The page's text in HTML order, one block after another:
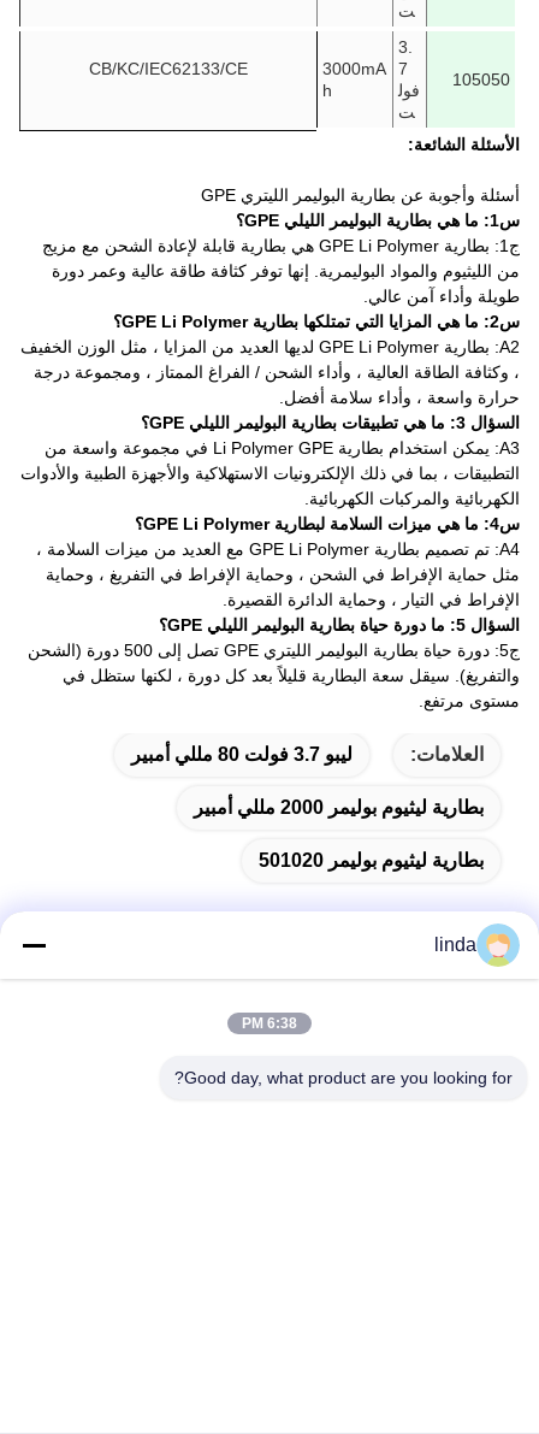
ت
105050
3.
7
فول
ت
3000mA
h
CB/KC/IEC62133/CE
الأسئلة الشائعة:
أسئلة وأجوبة عن بطارية البوليمر الليتري GPE
س1: ما هي بطارية البوليمر الليلي GPE؟
ج1: بطارية GPE Li Polymer هي بطارية قابلة لإعادة الشحن مع مزيج
من الليثيوم والمواد البوليمرية. إنها توفر كثافة طاقة عالية وعمر دورة
طويلة وأداء آمن عالي.
س2: ما هي المزايا التي تمتلكها بطارية GPE Li Polymer؟
A2: بطارية GPE Li Polymer لديها العديد من المزايا ، مثل الوزن الخفيف
، وكثافة الطاقة العالية ، وأداء الشحن / الفراغ الممتاز ، ومجموعة درجة
حرارة واسعة ، وأداء سلامة أفضل.
السؤال 3: ما هي تطبيقات بطارية البوليمر الليلي GPE؟
A3: يمكن استخدام بطارية Li Polymer GPE في مجموعة واسعة من
التطبيقات ، بما في ذلك الإلكترونيات الاستهلاكية والأجهزة الطبية والأدوات
الكهربائية والمركبات الكهربائية.
س4: ما هي ميزات السلامة لبطارية GPE Li Polymer؟
A4: تم تصميم بطارية GPE Li Polymer مع العديد من ميزات السلامة ،
مثل حماية الإفراط في الشحن ، وحماية الإفراط في التفريغ ، وحماية
الإفراط في التيار ، وحماية الدائرة القصيرة.
السؤال 5: ما دورة حياة بطارية البوليمر الليلي GPE؟
ج5: دورة حياة بطارية البوليمر الليتري GPE تصل إلى 500 دورة (الشحن
والتفريغ). سيقل سعة البطارية قليلاً بعد كل دورة ، لكنها ستظل في
مستوى مرتفع.
العلامات: ليبو 3.7 فولت 80 مللي أمبير
بطارية ليثيوم بوليمر 2000 مللي أمبير
بطارية ليثيوم بوليمر 501020
العنوان
linda
6:38 PM
Good day, what product are you looking for?